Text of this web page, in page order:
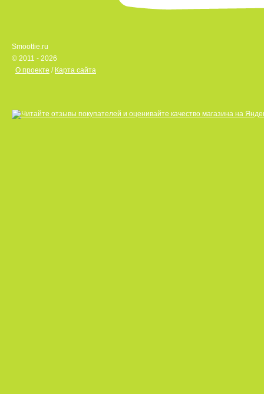
Smoottie.ru
© 2011 - 2026
О проекте / Карта сайта